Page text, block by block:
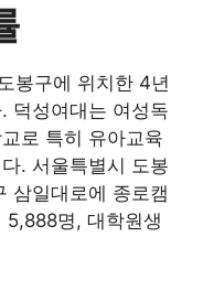
봉구에 위치한 4년
덕성여대는 여성독
로 특히 유아교육
. 서울특별시 도봉
삼일대로에 종로캠
5,888명, 대학원생